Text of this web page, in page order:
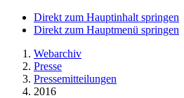
Direkt zum Hauptinhalt springen
Direkt zum Hauptmenü springen
Webarchiv
Presse
Pressemitteilungen
2016